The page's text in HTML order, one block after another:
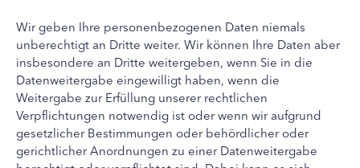
Wir geben Ihre personenbezogenen Daten niemals
unberechtigt an Dritte weiter. Wir können Ihre Daten aber
insbesondere an Dritte weitergeben, wenn Sie in die
Datenweitergabe eingewilligt haben, wenn die
Weitergabe zur Erfüllung unserer rechtlichen
Verpflichtungen notwendig ist oder wenn wir aufgrund
gesetzlicher Bestimmungen oder behördlicher oder
gerichtlicher Anordnungen zu einer Datenweitergabe